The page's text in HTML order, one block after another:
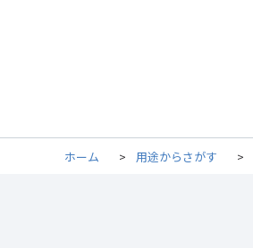
ホーム > 用途からさがす >